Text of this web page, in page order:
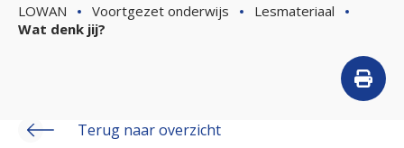
LOWAN Voortgezet onderwijs
Lesmateriaal
Wat denk jij?
Terug naar overzicht